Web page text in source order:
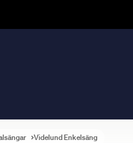
Videlund Enkelsäng